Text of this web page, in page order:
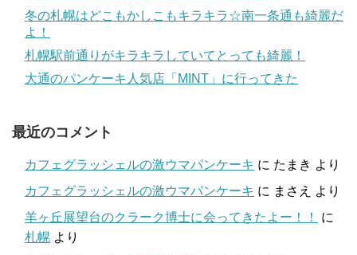
冬の札幌はどこもかしこもキラキラ☆南一条通も綺麗だ
よ！
札幌駅前通りがキラキラしていてとっても綺麗！
大通のパンケーキ人気店「MINT」に行ってきた
最近のコメント
カフェグラッシェルの激ウマパンケーキ に たまき より
カフェグラッシェルの激ウマパンケーキ に まさえ
より
羊ヶ丘展望台のクラーク博士に会ってきたよー！！
に
札幌 より